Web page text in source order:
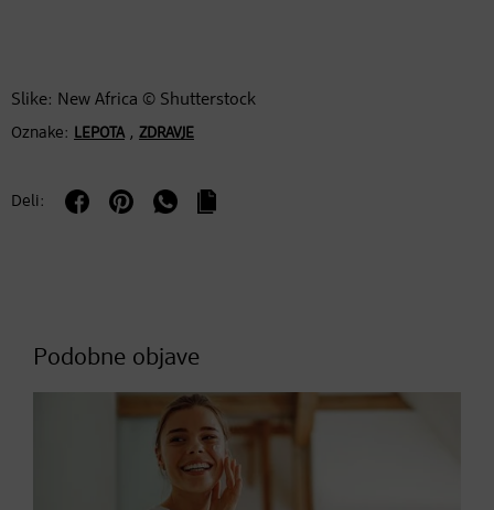
Slike: New Africa © Shutterstock
Oznake: LEPOTA, ZDRAVJE
Deli:
Podobne objave